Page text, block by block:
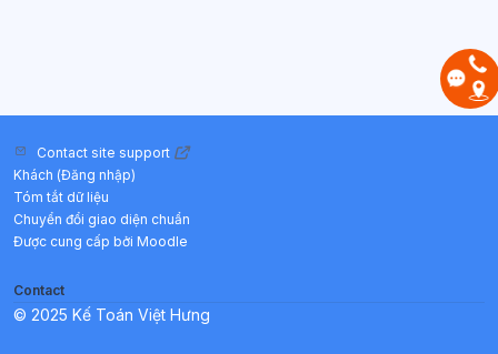
Contact site support
Khách (Đăng nhập)
Tóm tắt dữ liệu
Chuyển đổi giao diện chuẩn
Được cung cấp bởi Moodle
Contact
© 2025 Kế Toán Việt Hưng